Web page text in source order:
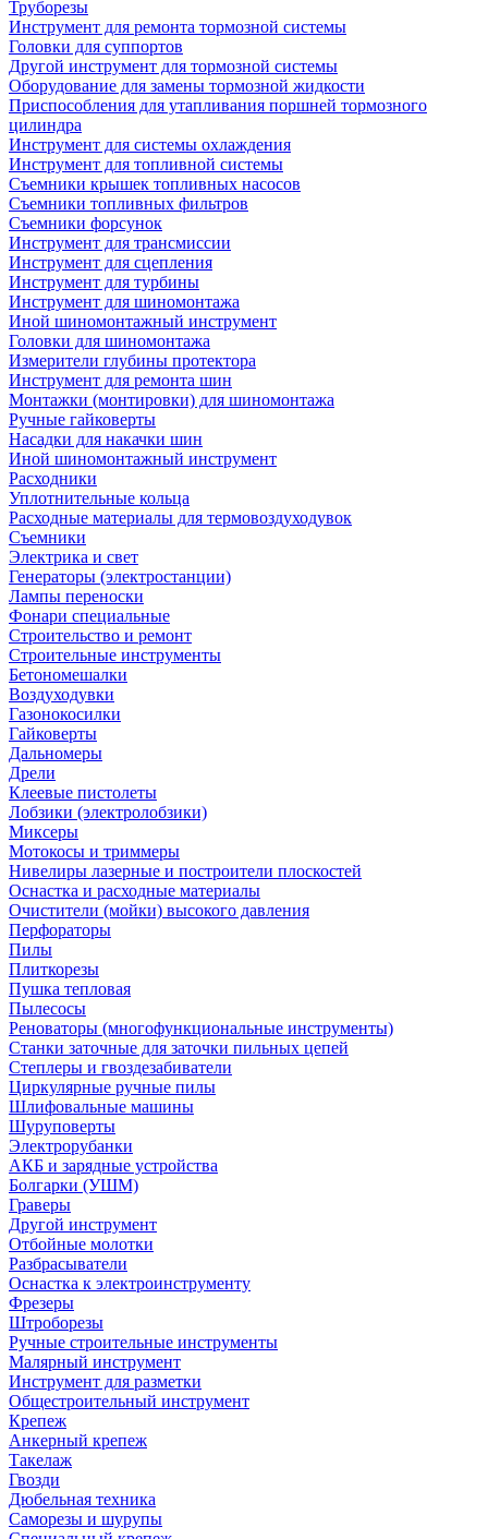
Труборезы
Инструмент для ремонта тормозной системы
Головки для суппортов
Другой инструмент для тормозной системы
Оборудование для замены тормозной жидкости
Приспособления для утапливания поршней тормозного
цилиндра
Инструмент для системы охлаждения
Инструмент для топливной системы
Съемники крышек топливных насосов
Съемники топливных фильтров
Съемники форсунок
Инструмент для трансмиссии
Инструмент для сцепления
Инструмент для турбины
Инструмент для шиномонтажа
Иной шиномонтажный инструмент
Головки для шиномонтажа
Измерители глубины протектора
Инструмент для ремонта шин
Монтажки (монтировки) для шиномонтажа
Ручные гайковерты
Насадки для накачки шин
Иной шиномонтажный инструмент
Расходники
Уплотнительные кольца
Расходные материалы для термовоздуходувок
Съемники
Электрика и свет
Генераторы (электростанции)
Лампы переноски
Фонари специальные
Строительство и ремонт
Строительные инструменты
Бетономешалки
Воздуходувки
Газонокосилки
Гайковерты
Дальномеры
Дрели
Клеевые пистолеты
Лобзики (электролобзики)
Миксеры
Мотокосы и триммеры
Нивелиры лазерные и построители плоскостей
Оснастка и расходные материалы
Очистители (мойки) высокого давления
Перфораторы
Пилы
Плиткорезы
Пушка тепловая
Пылесосы
Реноваторы (многофункциональные инструменты)
Станки заточные для заточки пильных цепей
Степлеры и гвоздезабиватели
Циркулярные ручные пилы
Шлифовальные машины
Шуруповерты
Электрорубанки
АКБ и зарядные устройства
Болгарки (УШМ)
Граверы
Другой инструмент
Отбойные молотки
Разбрасыватели
Оснастка к электроинструменту
Фрезеры
Штроборезы
Ручные строительные инструменты
Малярный инструмент
Инструмент для разметки
Общестроительный инструмент
Крепеж
Анкерный крепеж
Такелаж
Гвозди
Дюбельная техника
Саморезы и шурупы